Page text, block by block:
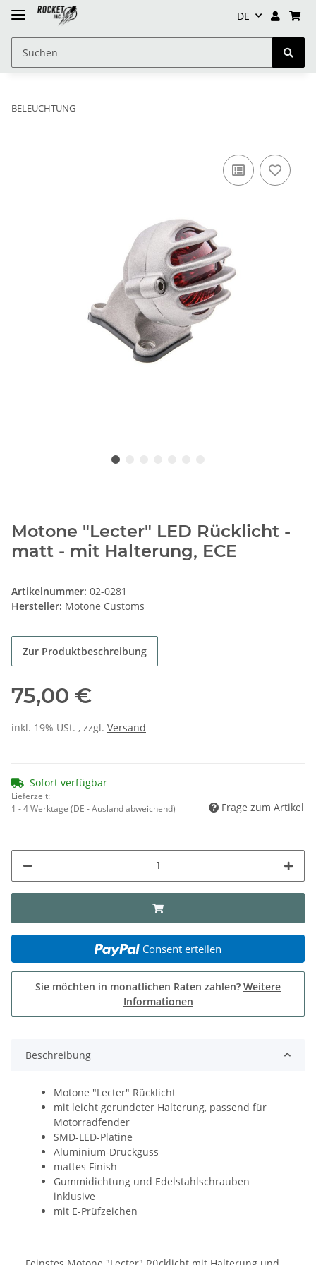
DE
BELEUCHTUNG
Motone "Lecter" LED Rücklicht -
matt - mit Halterung, ECE
Artikelnummer: 02-0281
Hersteller: Motone Customs
Zur Produktbeschreibung
75,00 €
inkl. 19% USt. , zzgl. Versand
Sofort verfügbar
Lieferzeit:
1 - 4 Werktage (DE - Ausland abweichend) Frage zum Artikel
Consent erteilen
Sie möchten in monatlichen Raten zahlen? Weitere
Informationen
Beschreibung
Motone "Lecter" Rücklicht
mit leicht gerundeter Halterung, passend für
Motorradfender
SMD-LED-Platine
Aluminium-Druckguss
mattes Finish
Gummidichtung und Edelstahlschrauben
inklusive
mit E-Prüfzeichen